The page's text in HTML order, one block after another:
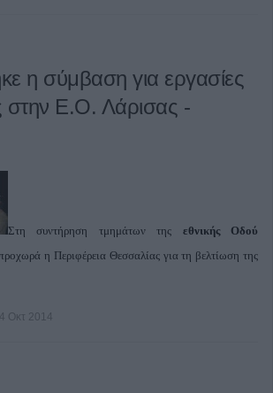
η σύμβαση για εργασίες
στην Ε.Ο. Λάρισας -
Στη συντήρηση τμημάτων της εθνικής Οδού
η Περιφέρεια Θεσσαλίας για τη βελτίωση της
Οκτ 2014